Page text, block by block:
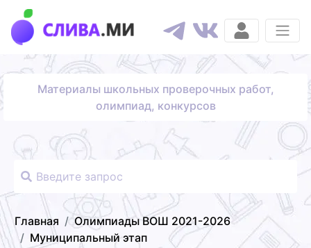
Материалы школьных проверочных работ,
олимпиад, конкурсов
Главная
Олимпиады ВОШ 2021-2026
Муниципальный этап